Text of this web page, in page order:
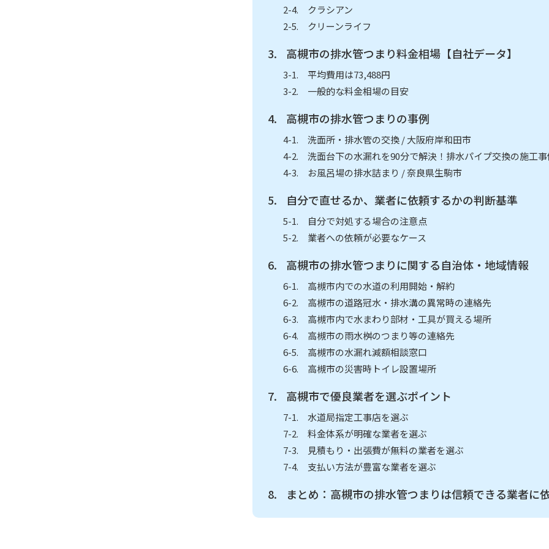
クラシアン
クリーンライフ
高槻市の排水管つまり料金相場【自社データ】
平均費用は73,488円
一般的な料金相場の目安
高槻市の排水管つまりの事例
洗面所・排水管の交換 / 大阪府岸和田市
洗面台下の水漏れを90分で解決！排水パイプ交換の施工
お風呂場の排水詰まり / 奈良県生駒市
自分で直せるか、業者に依頼するかの判断基準
自分で対処する場合の注意点
業者への依頼が必要なケース
高槻市の排水管つまりに関する自治体・地域情報
高槻市内での水道の利用開始・解約
高槻市の道路冠水・排水溝の異常時の連絡先
高槻市内で水まわり部材・工具が買える場所
高槻市の雨水桝のつまり等の連絡先
高槻市の水漏れ減額相談窓口
高槻市の災害時トイレ設置場所
高槻市で優良業者を選ぶポイント
水道局指定工事店を選ぶ
料金体系が明確な業者を選ぶ
見積もり・出張費が無料の業者を選ぶ
支払い方法が豊富な業者を選ぶ
まとめ：高槻市の排水管つまりは信頼できる業者に